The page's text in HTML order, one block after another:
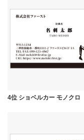
4位 ショベルカー モノクロ